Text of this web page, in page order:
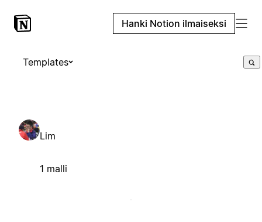
Hanki Notion ilmaiseksi
Templates
Lim
1 malli